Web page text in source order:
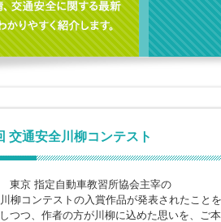
通安全川柳コンテスト
東京 指定自動車教習所協会主宰の
柳コンテストの入賞作品が発表されたこと
つつ、作者の方が川柳に込めた思いを、ご